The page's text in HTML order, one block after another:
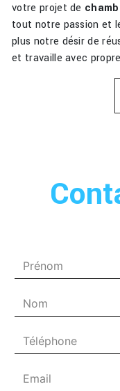
votre projet de
tout notre passion et
plus notre désir de
et travaille avec